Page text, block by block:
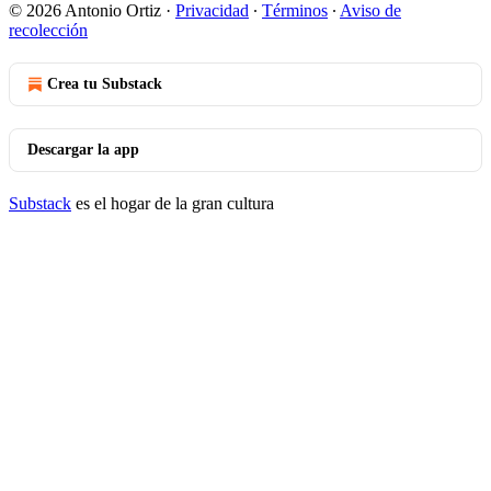
© 2026 Antonio Ortiz · Privacidad ∙ Términos ∙ Aviso de
recolección
Crea tu Substack
Descargar la app
Substack es el hogar de la gran cultura